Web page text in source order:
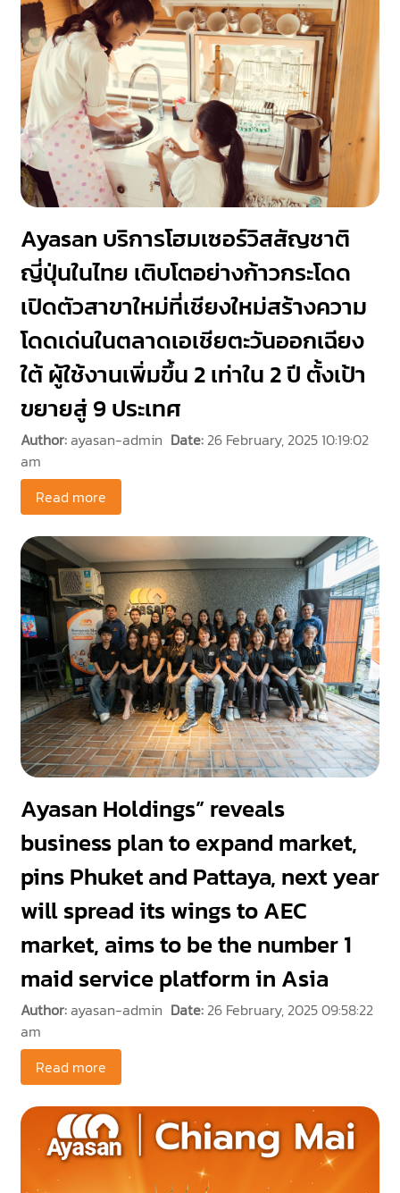
Ayasan บริการโฮมเซอร์วิสสัญชาติ
ญี่ปุ่นในไทย เติบโตอย่างก้าวกระโดด
เปิดตัวสาขาใหม่ที่เชียงใหม่สร้างความ
โดดเด่นในตลาดเอเชียตะวันออกเฉียง
ใต้ ผู้ใช้งานเพิ่มขึ้น 2 เท่าใน 2 ปี ตั้งเป้า
ขยายสู่ 9 ประเทศ
Author:ayasan-admin Date:26 February, 2025 10:19:02
am
Read more
Ayasan Holdings” reveals
business plan to expand market,
pins Phuket and Pattaya, next year
will spread its wings to AEC
market, aims to be the number 1
maid service platform in Asia
Author:ayasan-admin Date:26 February, 2025 09:58:22
am
Read more